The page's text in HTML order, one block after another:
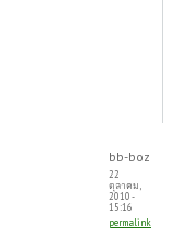
bb-boz
22
ตุลาคม,
2010 -
15:16
permalink